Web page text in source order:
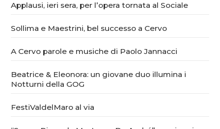
Applausi, ieri sera, per l’opera tornata al Sociale
Sollima e Maestrini, bel successo a Cervo
A Cervo parole e musiche di Paolo Jannacci
Beatrice & Eleonora: un giovane duo illumina i
Notturni della GOG
FestiValdelMaro al via